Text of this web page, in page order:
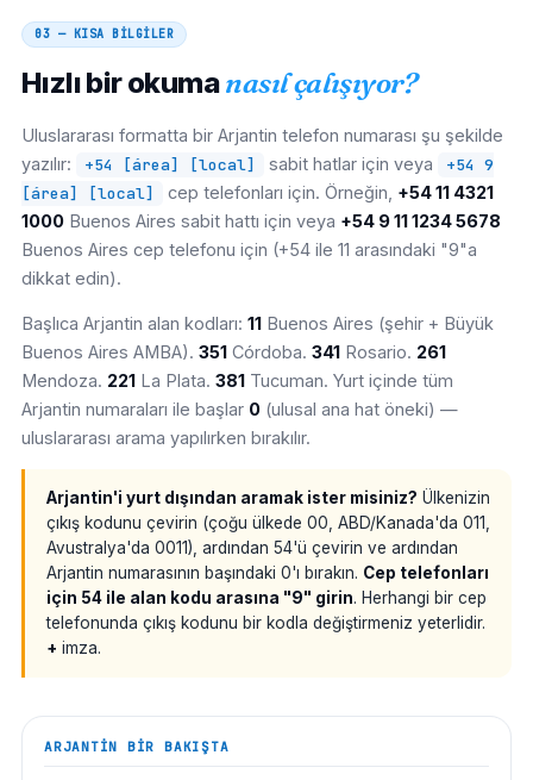
03 — KISA BİLGİLER
Hızlı bir okumanasıl çalışıyor?
Uluslararası formatta bir Arjantin telefon numarası şu şekilde
yazılır:
+54 [área] [local] sabit hatlar için veya
+54 9
[área] [local]
cep telefonları için. Örneğin, +54 11 4321
1000 Buenos Aires sabit hattı için veya +54 9 11 1234 5678
Buenos Aires cep telefonu için (+54 ile 11 arasındaki "9"a
dikkat edin).
Başlıca Arjantin alan kodları: 11 Buenos Aires (şehir + Büyük
Buenos Aires AMBA). 351 Córdoba. 341 Rosario. 261
Mendoza. 221 La Plata. 381 Tucuman. Yurt içinde tüm
Arjantin numaraları ile başlar 0 (ulusal ana hat öneki) —
uluslararası arama yapılırken bırakılır.
Arjantin'i yurt dışından aramak ister misiniz? Ülkenizin
çıkış kodunu çevirin (çoğu ülkede 00, ABD/Kanada'da 011,
Avustralya'da 0011), ardından 54'ü çevirin ve ardından
Arjantin numarasının başındaki 0'ı bırakın. Cep telefonları
için 54 ile alan kodu arasına "9" girin. Herhangi bir cep
telefonunda çıkış kodunu bir kodla değiştirmeniz yeterlidir.
+ imza.
ARJANTIN BIR BAKIŞTA